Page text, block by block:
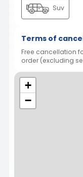
Suv
Terms of
Free cancellation
order (excluding
+
−